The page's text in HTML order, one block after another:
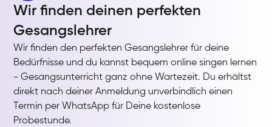
Wir finden deinen perfekten
Gesangslehrer
Wir finden den perfekten Gesangslehrer für deine
Bedürfnisse und du kannst bequem online singen lernen
- Gesangsunterricht ganz ohne Wartezeit. Du erhältst
direkt nach deiner Anmeldung unverbindlich einen
Termin per WhatsApp für Deine kostenlose
Probestunde.